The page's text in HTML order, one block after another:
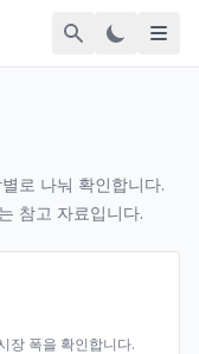
로 나눠 확인합니다.
참고 자료입니다.
장 폭을 확인합니다.